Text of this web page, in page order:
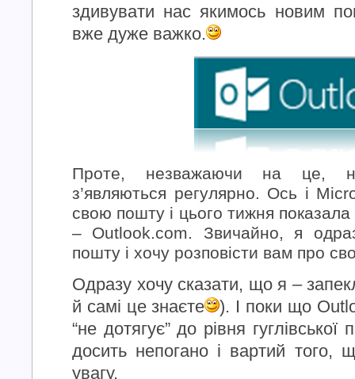
здивувати нас якимось новим
вже дуже важко.
Проте, незважаючи на це,
з’являються регулярно. Ось і
свою пошту і цього тижня
– Outlook.com. Звичайно, я
пошту і хочу розповісти вам про
Одразу хочу сказати, що я –
й самі це знаєте
). І поки що
“не дотягує” до рівня
досить непогано і вартий того,
увагу.